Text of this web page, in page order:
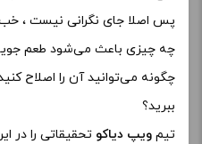
پس اصلا جای نگرانی نیست ،
چه چیزی باعث می‌شود طعم
چگونه می‌توانید آن را اصلاح
ببرید؟
تیم ویپ دیاکو تحقیقاتی را در